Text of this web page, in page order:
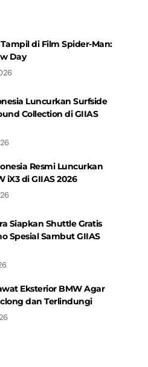
di Film Spider-Man:
Day
Luncurkan Surfside
Collection di GIIAS
Resmi Luncurkan
iX3 di GIIAS 2026
Siapkan Shuttle Gratis
Spesial Sambut GIIAS
Eksterior BMW Agar
dan Terlindungi